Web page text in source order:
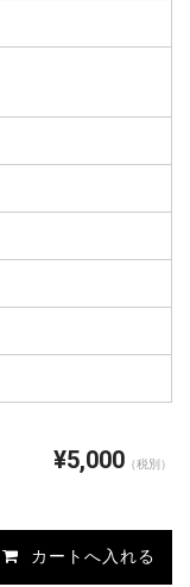
¥5,000 （税別）